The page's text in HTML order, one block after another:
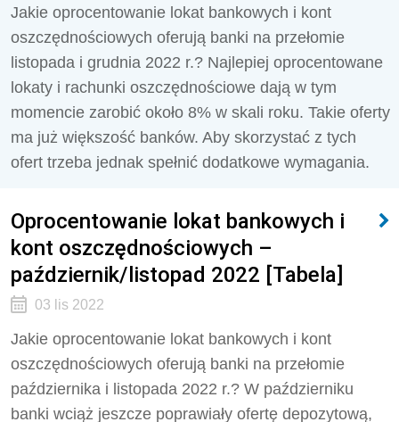
Jakie oprocentowanie lokat bankowych i kont
oszczędnościowych oferują banki na przełomie
listopada i grudnia 2022 r.? Najlepiej oprocentowane
lokaty i rachunki oszczędnościowe dają w tym
momencie zarobić około 8% w skali roku. Takie oferty
ma już większość banków. Aby skorzystać z tych
ofert trzeba jednak spełnić dodatkowe wymagania.
Oprocentowanie lokat bankowych i
kont oszczędnościowych –
październik/listopad 2022 [Tabela]
03 lis 2022
Jakie oprocentowanie lokat bankowych i kont
oszczędnościowych oferują banki na przełomie
października i listopada 2022 r.? W październiku
banki wciąż jeszcze poprawiały ofertę depozytową,